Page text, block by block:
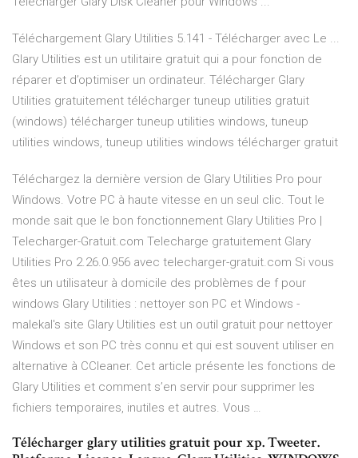
Téléchargement Glary Utilities 5.141 - Télécharger avec Le ...
Glary Utilities est un utilitaire gratuit qui a pour fonction de
réparer et d’optimiser un ordinateur. Télécharger Glary
Utilities gratuitement télécharger tuneup utilities gratuit
(windows) télécharger tuneup utilities windows, tuneup
utilities windows, tuneup utilities windows télécharger gratuit
Téléchargez la dernière version de Glary Utilities Pro pour
Windows. Votre PC à haute vitesse en un seul clic. Tout le
monde sait que le bon fonctionnement Glary Utilities Pro |
Telecharger-Gratuit.com Telecharge gratuitement Glary
Utilities Pro 2.26.0.956 avec telecharger-gratuit.com Si vous
êtes un utilisateur à domicile des problèmes de f pour
windows Glary Utilities : nettoyer son PC et Windows -
malekal's site Glary Utilities est un outil gratuit pour nettoyer
Windows et son PC très connu et qui est souvent utiliser en
alternative à CCleaner. Cet article présente les fonctions de
Glary Utilities et comment s’en servir pour supprimer les
fichiers temporaires, inutiles et autres. Vous …
Télécharger glary utilities gratuit pour xp. Tweeter.